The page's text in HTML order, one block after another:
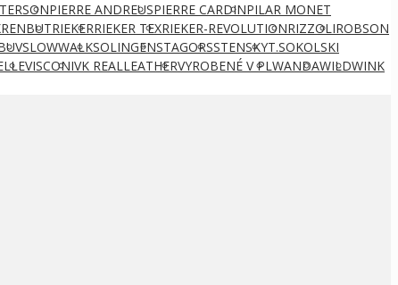
PIERRE ANDREUSPIERRE CARDINPILAR MONET
RENBUTRIEKERRIEKER TEXRIEKER-REVOLUTIONRIZZOLIROBSON
SLOWWALKSOLINGENSTAGORSSTENSKYT.SOKOLSKI
VISCONIVK REALLEATHERVYROBENÉ V PLWANDAWILDWINK